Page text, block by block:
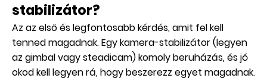
stabilizátor?
Az az első és legfontosabb kérdés, amit fel kell
tenned magadnak. Egy kamera-stabilizátor (legyen
az gimbal vagy steadicam) komoly beruházás, és jó
okod kell legyen rá, hogy beszerezz egyet magadnak.